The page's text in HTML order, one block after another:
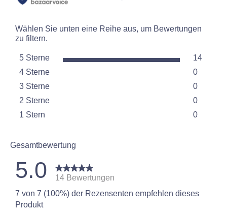
Wählen Sie unten eine Reihe aus, um Bewertungen
zu filtern.
5 Sterne Sterne
14
14
4 Sterne
0
0
3 Sterne
0
0
2 Sterne
0
0
1 Stern
0
Gesamtbewertung
5.0
14 Bewertungen
7 von 7 (100%) der Rezensenten empfehlen dieses
Produkt